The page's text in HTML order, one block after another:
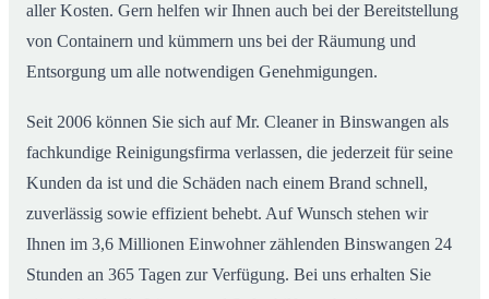
aller Kosten. Gern helfen wir Ihnen auch bei der Bereitstellung
von Containern und kümmern uns bei der Räumung und
Entsorgung um alle notwendigen Genehmigungen.
Seit 2006 können Sie sich auf Mr. Cleaner in Binswangen als
fachkundige Reinigungsfirma verlassen, die jederzeit für seine
Kunden da ist und die Schäden nach einem Brand schnell,
zuverlässig sowie effizient behebt. Auf Wunsch stehen wir
Ihnen im 3,6 Millionen Einwohner zählenden Binswangen 24
Stunden an 365 Tagen zur Verfügung. Bei uns erhalten Sie